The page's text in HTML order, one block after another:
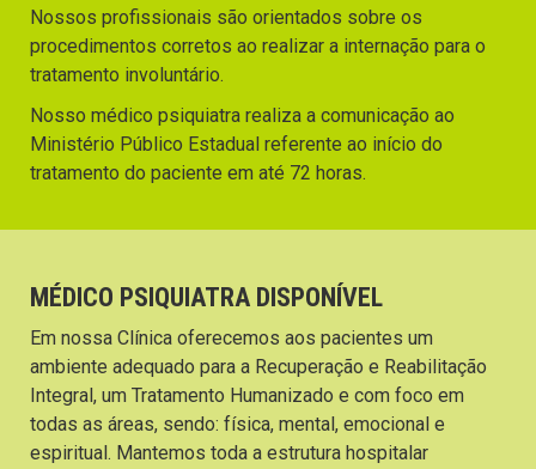
Nossos profissionais são orientados sobre os
procedimentos corretos ao realizar a internação para o
tratamento involuntário.
Nosso médico psiquiatra realiza a comunicação ao
Ministério Público Estadual referente ao início do
tratamento do paciente em até 72 horas.
MÉDICO PSIQUIATRA DISPONÍVEL
Em nossa Clínica oferecemos aos pacientes um
ambiente adequado para a Recuperação e Reabilitação
Integral, um Tratamento Humanizado e com foco em
todas as áreas, sendo: física, mental, emocional e
espiritual. Mantemos toda a estrutura hospitalar